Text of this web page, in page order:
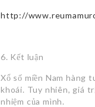
http://
6. Kết luận
Xổ số miền Nam hàng
khoái. Tuy nhiên, giá
nhiệm của mình.